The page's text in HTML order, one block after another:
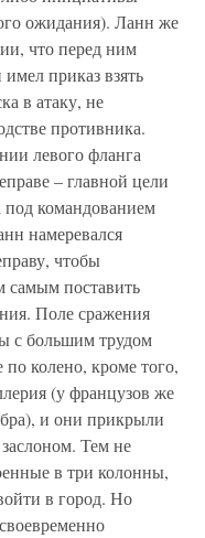
ожидания). Ланн же
что перед ним
приказ взять
в атаку, не
противника.
левого фланга
– главной цели
командованием
намеревался
чтобы
самым поставить
Поле сражения
с большим трудом
колено, кроме того,
(у французов же
и они прикрыли
Тем не
в три колонны,
в город. Но